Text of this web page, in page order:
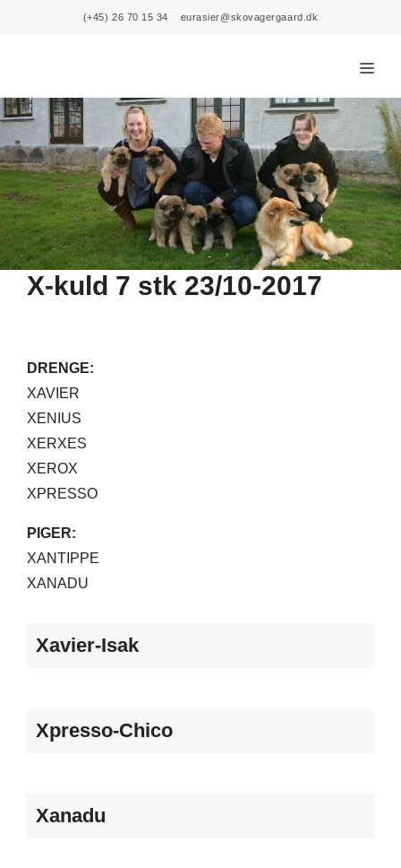
(+45) 26 70 15 34 eurasier@skovagergaard.dk
X-kuld 7 stk 23/10-2017
DRENGE:
​XAVIER
​XENIUS
​XERXES
​XEROX
​XPRESSO​
​​​PIGER:
​XANTIPPE
XANADU
Xavier-Isak
Xpresso-Chico
Xanadu